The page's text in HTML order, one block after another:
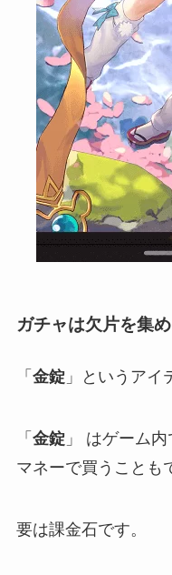
ガチャは欠片を集
「 金錠 」というアイ
「 金錠 」 はゲーム
マネーで買うことも
要は課金石です。